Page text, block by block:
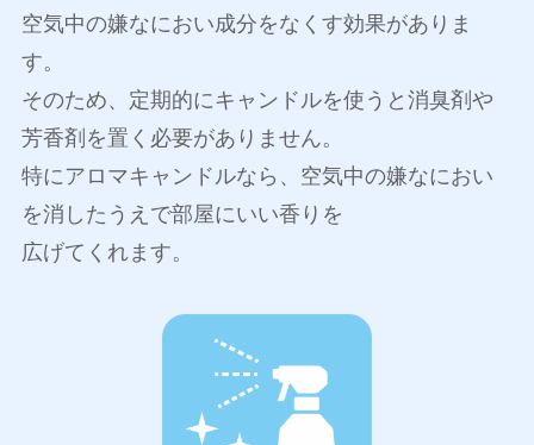
空気中の嫌なにおい成分をなくす効果がありま
す。
そのため、定期的にキャンドルを使うと消臭剤や
芳香剤を置く必要がありません。
特にアロマキャンドルなら、空気中の嫌なにおい
を消したうえで部屋にいい香りを
広げてくれます。